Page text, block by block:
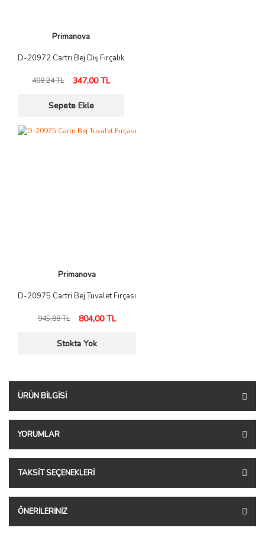
Primanova
D-20972 Cartrı Bej Diş Fırçalık
408,24 TL 347,00 TL
Sepete Ekle
Primanova
D-20975 Cartri Bej Tuvalet Fırçası
945,88 TL 804,00 TL
Stokta Yok
ÜRÜN BILGISI
YORUMLAR
TAKSIT SEÇENEKLERI
ÖNERILERINIZ